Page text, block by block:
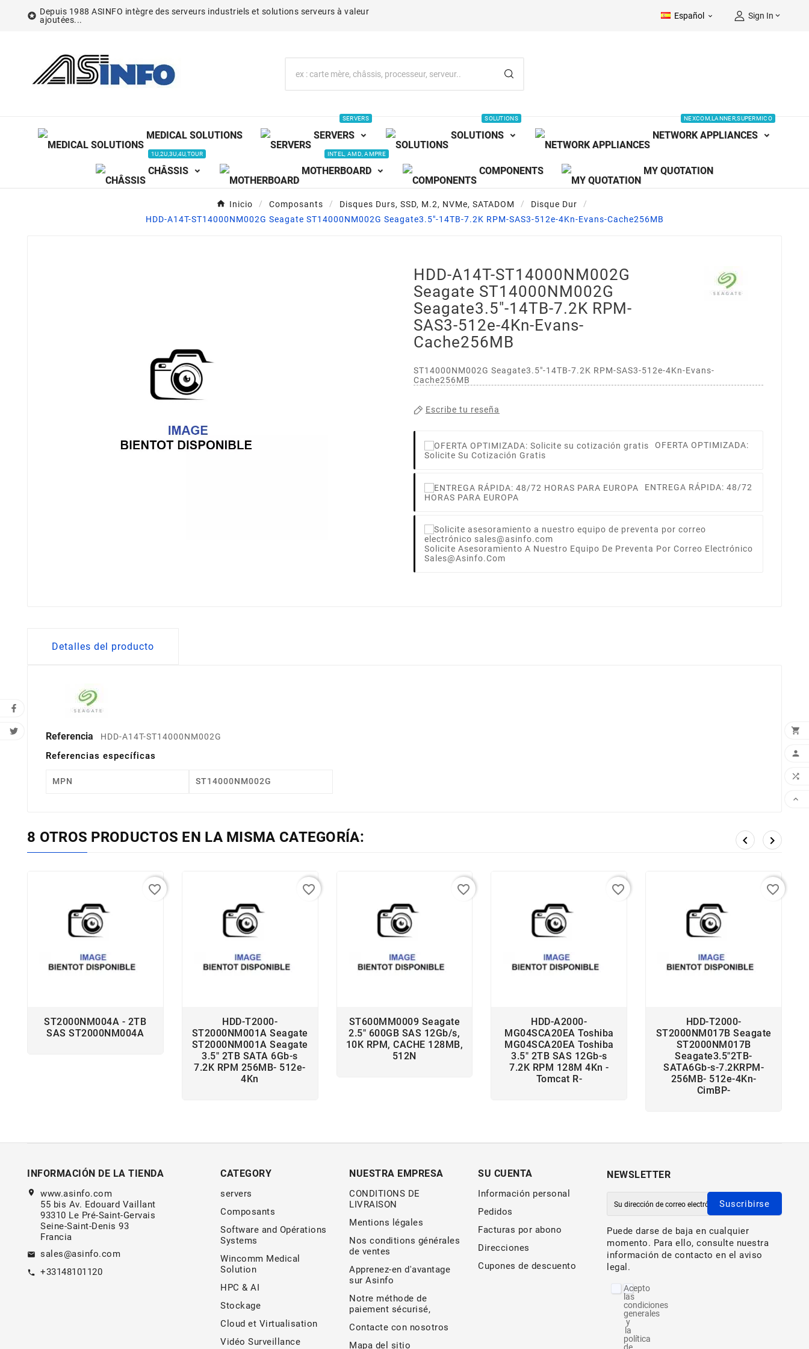
 Depuis 1988 ASINFO intègre des serveurs industriels et solutions serveurs à valeur
ajoutées...
Español  Sign In 
MEDICAL SOLUTIONS SERVERS
SERVERS
SOLUTIONS
SOLUTIONS
NETWORK APPLIANCES
NEXCOM,LANNER,SUPERMICO
CHÂSSIS
1U,2U,3U,4U,TOUR
MOTHERBOARD
INTEL, AMD, AMPRE
COMPONENTS MY QUOTATION
Inicio Composants Disques Durs, SSD, M.2, NVMe, SATADOM
Disque Dur
HDD-A14T-ST14000NM002G Seagate ST14000NM002G Seagate3.5"-14TB-7.2K RPM-SAS3-512e-4Kn-Evans-Cache256MB
HDD-A14T-ST14000NM002G
Seagate ST14000NM002G
Seagate3.5"-14TB-7.2K RPM-
SAS3-512e-4Kn-Evans-
Cache256MB
ST14000NM002G Seagate3.5"-14TB-7.2K RPM-SAS3-512e-4Kn-Evans-
Cache256MB
Escribe tu reseña
OFERTA OPTIMIZADA:
Solicite Su Cotización Gratis
ENTREGA RÁPIDA: 48/72
HORAS PARA EUROPA
Solicite Asesoramiento A Nuestro Equipo De Preventa Por Correo Electrónico
Sales@asinfo.com
Detalles del producto
Referencia HDD-A14T-ST14000NM002G
Referencias específicas
MPN ST14000NM002G
8 OTROS PRODUCTOS EN LA MISMA CATEGORÍA:  
ST2000NM004A - 2TB
SAS ST2000NM004A
favorite_border
HDD-T2000-
ST2000NM001A Seagate
ST2000NM001A Seagate
3.5" 2TB SATA 6Gb-s
7.2K RPM 256MB- 512e-
4Kn
favorite_border
ST600MM0009 Seagate
2.5" 600GB SAS 12Gb/s,
10K RPM, CACHE 128MB,
512N
favorite_border
HDD-A2000-
MG04SCA20EA Toshiba
MG04SCA20EA Toshiba
3.5" 2TB SAS 12Gb-s
7.2K RPM 128M 4Kn -
Tomcat R-
favorite_border
HDD-T2000-
ST2000NM017B Seagate
ST2000NM017B
Seagate3.5"2TB-
SATA6Gb-s-7.2KRPM-
256MB- 512e-4Kn-
CimBP-
favorite_border
INFORMACIÓN DE LA TIENDA
location_on
www.asinfo.com
55 bis Av. Edouard Vaillant
93310 Le Pré-Saint-Gervais
Seine-Saint-Denis 93
Francia
email sales@asinfo.com
call +33148101120
CATEGORY
servers
Composants
Software and Opérations
Systems
Wincomm Medical
Solution
HPC & AI
Stockage
Cloud et Virtualisation
Vidéo Surveillance
NUESTRA EMPRESA
CONDITIONS DE
LIVRAISON
Mentions légales
Nos conditions générales
de ventes
Apprenez-en d'avantage
sur Asinfo
Notre méthode de
paiement sécurisé,
Contacte con nosotros
Mapa del sitio
SU CUENTA
Información personal
Pedidos
Facturas por abono
Direcciones
Cupones de descuento
NEWSLETTER
Suscribirse
Puede darse de baja en cualquier
momento. Para ello, consulte nuestra
información de contacto en el aviso
legal.
Acepto
las
condiciones
generales
y
la
política
de



